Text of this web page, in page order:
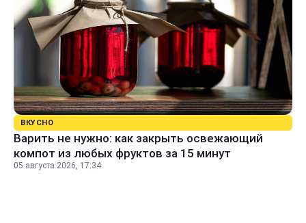
ВКУСНО
Варить не нужно: как закрыть освежающий
компот из любых фруктов за 15 минут
05 августа 2026, 17:34